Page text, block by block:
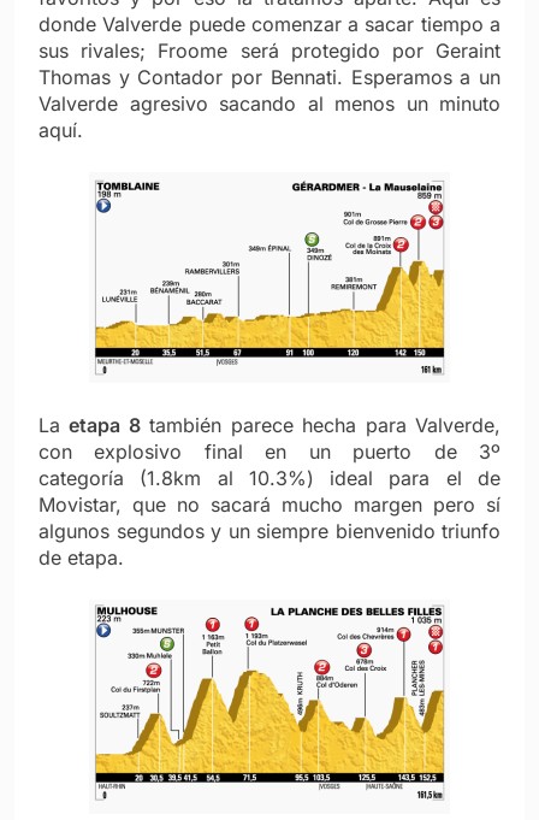
donde Valverde puede comenzar a sacar tiempo a
sus rivales; Froome será protegido por Geraint
Thomas y Contador por Bennati. Esperamos a un
Valverde agresivo sacando al menos un minuto
aquí.
Laetapa 8también parece hecha para Valverde,
con explosivo final en un puerto de 3º
categoría (1.8km al 10.3%) ideal para el de
Movistar, que no sacará mucho margen pero sí
algunos segundos y un siempre bienvenido triunfo
de etapa.